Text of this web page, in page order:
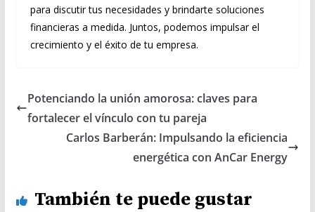
para discutir tus necesidades y brindarte soluciones
financieras a medida. Juntos, podemos impulsar el
crecimiento y el éxito de tu empresa.
Potenciando la unión amorosa: claves para
fortalecer el vínculo con tu pareja
Carlos Barberán: Impulsando la eficiencia
energética con AnCar Energy
También te puede gustar